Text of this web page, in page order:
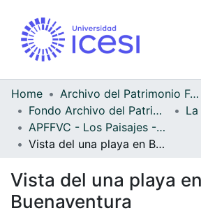
Home
Archivo del Patrimonio Fotográfico y Fílmico del Valle del Cauca
Fondo Archivo del Patrimonio Fotográfico y Fílmico del Valle del Cauca
APFFVC - Los Paisajes - Patrimonial
Vista del una playa en Buenaventura
Vista del una playa en
Buenaventura